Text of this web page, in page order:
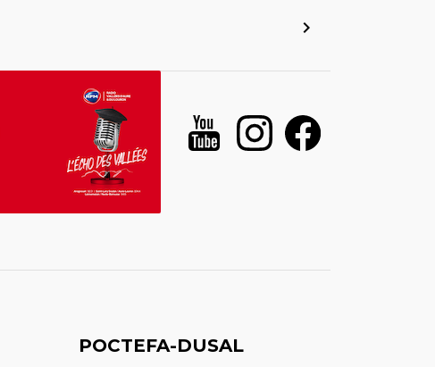
POCTEFA-DUSAL